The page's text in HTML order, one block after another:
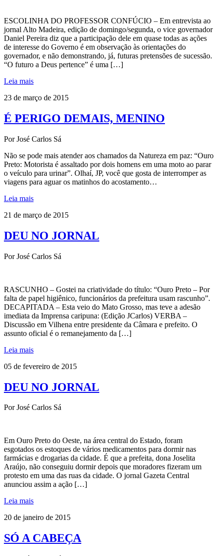
ESCOLINHA DO PROFESSOR CONFÚCIO – Em entrevista ao
jornal Alto Madeira, edição de domingo/segunda, o vice governador
Daniel Pereira diz que a participação dele em quase todas as ações
de interesse do Governo é em observação às orientações do
governador, e não demonstrando, já, futuras pretensões de sucessão.
“O futuro a Deus pertence” é uma […]
Leia mais
23 de março de 2015
É PERIGO DEMAIS, MENINO
Por José Carlos Sá
Não se pode mais atender aos chamados da Natureza em paz: “Ouro
Preto: Motorista é assaltado por dois homens em uma moto ao parar
o veículo para urinar”. Olhaí, JP, você que gosta de interromper as
viagens para aguar os matinhos do acostamento…
Leia mais
21 de março de 2015
DEU NO JORNAL
Por José Carlos Sá
RASCUNHO – Gostei na criatividade do título: “Ouro Preto – Por
falta de papel higiênico, funcionários da prefeitura usam rascunho”.
DECAPITADA – Esta veio do Mato Grosso, mas teve a adesão
imediata da Imprensa caripuna: (Edição JCarlos) VERBA –
Discussão em Vilhena entre presidente da Câmara e prefeito. O
assunto oficial é o remanejamento da […]
Leia mais
05 de fevereiro de 2015
DEU NO JORNAL
Por José Carlos Sá
Em Ouro Preto do Oeste, na área central do Estado, foram
esgotados os estoques de vários medicamentos para dormir nas
farmácias e drogarias da cidade. É que a prefeita, dona Joselita
Araújo, não conseguiu dormir depois que moradores fizeram um
protesto em uma das ruas da cidade. O jornal Gazeta Central
anunciou assim a ação […]
Leia mais
20 de janeiro de 2015
SÓ A CABEÇA